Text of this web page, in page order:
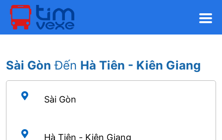
Sài Gòn Đến Hà Tiên - Kiên Giang